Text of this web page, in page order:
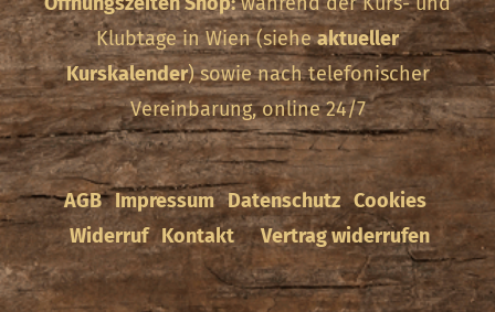
Klubtage in Wien (sieheaktueller
Kurskalender) sowie nach telefonischer
Vereinbarung, online 24/7
AGB Impressum Datenschutz Cookies
Widerruf Kontakt Vertrag widerrufen